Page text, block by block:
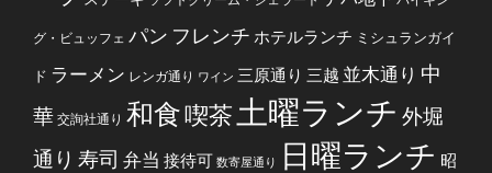
グ・ビュッフェ パン フレンチ ホテルランチ ミシュランガイ
ド ラーメン レンガ通り ワイン 三原通り 三越 並木通り 中
華 交詢社通り 和食喫茶 土曜ランチ 外堀
通り 寿司 弁当 接待可 数寄屋通り 日曜ランチ 昭